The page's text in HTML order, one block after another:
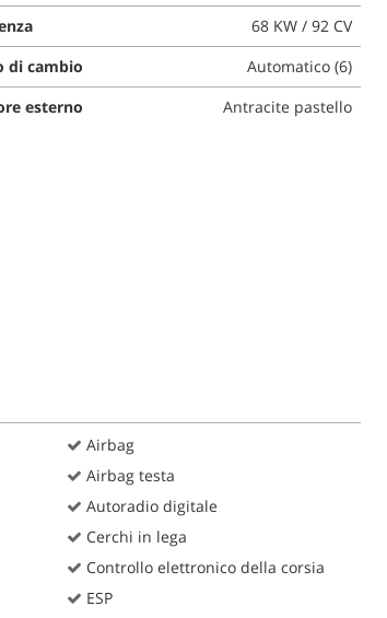
68 KW / 92 CV
di cambio
Automatico (6)
esterno
Antracite pastello
Airbag
Airbag testa
Autoradio digitale
Cerchi in lega
Controllo elettronico della corsia
ESP